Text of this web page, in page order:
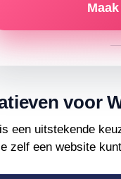
voor
een uitstekende
zelf een website